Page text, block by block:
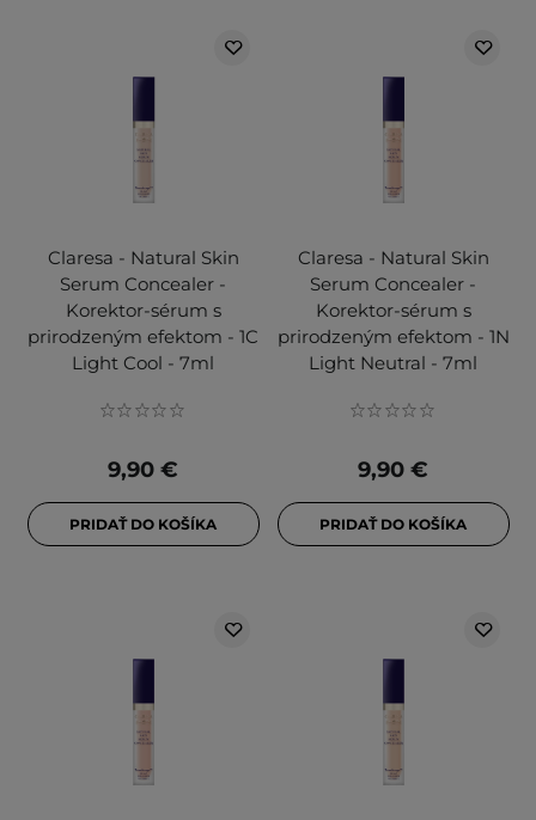
Claresa - Natural Skin
Serum Concealer -
Korektor-sérum s
prirodzeným efektom - 1C
Light Cool - 7ml
9,90 €
PRIDAŤ DO KOŠÍKA
Claresa - Natural Skin
Serum Concealer -
Korektor-sérum s
prirodzeným efektom - 1N
Light Neutral - 7ml
9,90 €
PRIDAŤ DO KOŠÍKA